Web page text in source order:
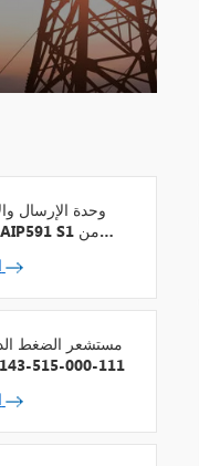
وحدة الإرسال
شركة يوكوجاوا
مستشعر الضغط
515-000-111